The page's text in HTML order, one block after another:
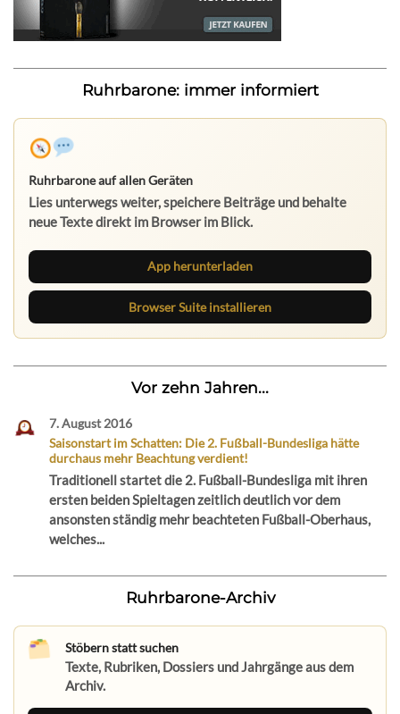
Ruhrbarone: immer informiert
Ruhrbarone auf allen Geräten
Lies unterwegs weiter, speichere Beiträge und behalte
neue Texte direkt im Browser im Blick.
App herunterladen
Browser Suite installieren
Vor zehn Jahren...
7. August 2016
Saisonstart im Schatten: Die 2. Fußball-Bundesliga hätte
durchaus mehr Beachtung verdient!
Traditionell startet die 2. Fußball-Bundesliga mit ihren
ersten beiden Spieltagen zeitlich deutlich vor dem
ansonsten ständig mehr beachteten Fußball-Oberhaus,
welches...
Ruhrbarone-Archiv
Stöbern statt suchen
Texte, Rubriken, Dossiers und Jahrgänge aus dem
Archiv.